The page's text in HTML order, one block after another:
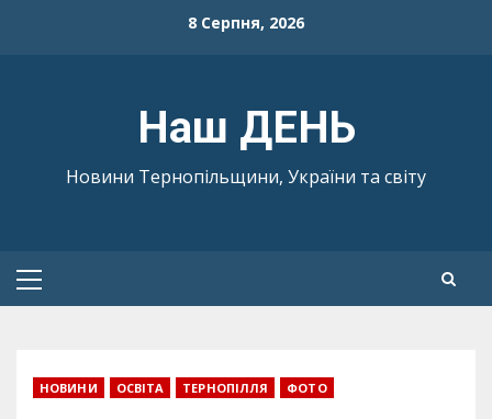
8 Серпня, 2026
Наш ДЕНЬ
Новини Тернопільщини, України та світу
Primary
НОВИНИ ОСВІТА ТЕРНОПІЛЛЯ ФОТО